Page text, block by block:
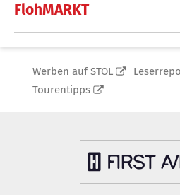
FlohMARKT
Werben auf STOL
Tourentipps